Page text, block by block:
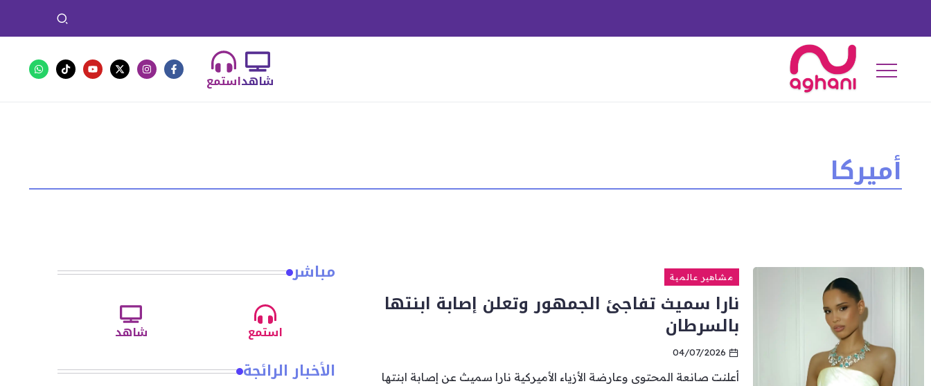
استمعشاهد
أميركا
مشاهير عالمية
نارا سميث تفاجئ الجمهور وتعلن إصابة ابنتها
بالسرطان
04/07/2026
أعلنت صانعة المحتوى وعارضة الأزياء الأميركية نارا سميث عن إصابة ابنتها
مباشر
استمع شاهد
الأخبار الرائجة